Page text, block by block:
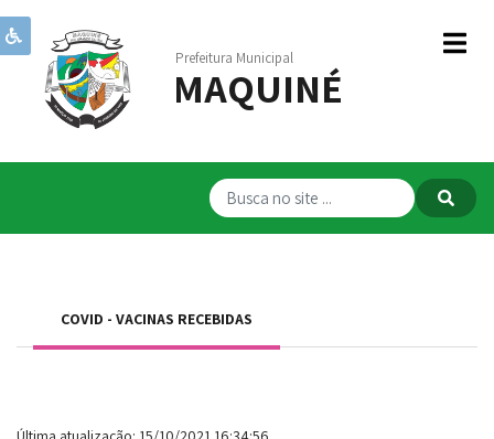
Prefeitura Municipal
MAQUINÉ
Institucional
Governo
ServiçosCOVID - VACINAS RECEBIDAS